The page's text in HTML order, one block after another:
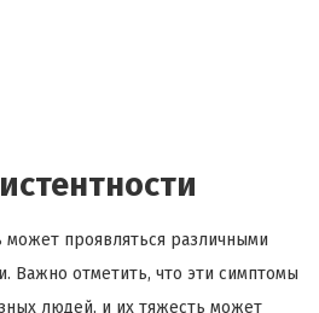
может проявляться различными
Важно отметить, что эти симптомы
людей, и их тяжесть может